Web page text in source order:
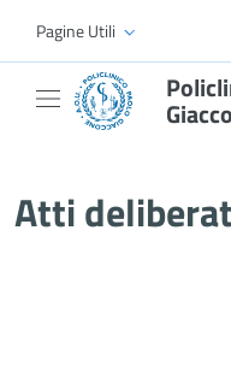
Skip to Main Content
Pagine Utili
Atti